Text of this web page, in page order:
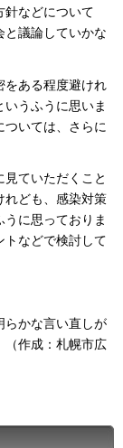
針などについて
と議論していかな
ある程度避けれ
うふうに思いま
いては、さらに
ていただくこと
れども、感染対策
に思っておりま
トなどで検討して
かな言い直しが
（作成：札幌市広